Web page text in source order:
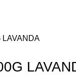
LAVANDA